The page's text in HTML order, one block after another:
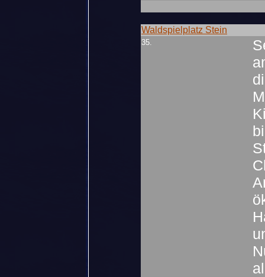
Waldspielplatz Stein
35.